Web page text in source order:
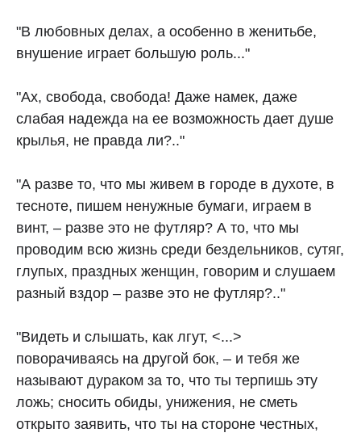
"В любовных делах, а особенно в женитьбе,
внушение играет большую роль..."
"Ах, свобода, свобода! Даже намек, даже
слабая надежда на ее возможность дает душе
крылья, не правда ли?.."
"А разве то, что мы живем в городе в духоте, в
тесноте, пишем ненужные бумаги, играем в
винт, – разве это не футляр? А то, что мы
проводим всю жизнь среди бездельников, сутяг,
глупых, праздных женщин, говорим и слушаем
разный вздор – разве это не футляр?.."
"Видеть и слышать, как лгут, <...>
поворачиваясь на другой бок, – и тебя же
называют дураком за то, что ты терпишь эту
ложь; сносить обиды, унижения, не сметь
открыто заявить, что ты на стороне честных,